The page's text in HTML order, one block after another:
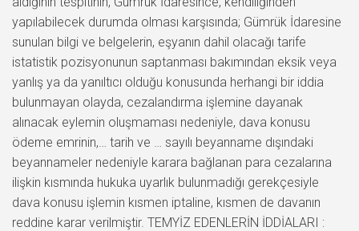
yapılabilecek durumda olması karşısında; Gümrük İdaresine
sunulan bilgi ve belgelerin, eşyanın dahil olacağı tarife
istatistik pozisyonunun saptanması bakımından eksik veya
yanlış ya da yanıltıcı olduğu konusunda herhangi bir iddia
bulunmayan olayda, cezalandırma işlemine dayanak
alınacak eylemin oluşmaması nedeniyle, dava konusu
ödeme emrinin,… tarih ve … sayılı beyanname dışındaki
beyannameler nedeniyle karara bağlanan para cezalarına
ilişkin kısmında hukuka uyarlık bulunmadığı gerekçesiyle
dava konusu işlemin kısmen iptaline, kısmen de davanın
reddine karar verilmiştir. TEMYİZ EDENLERİN İDDİALARI :